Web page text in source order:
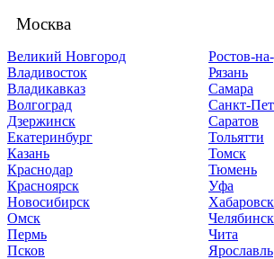
Москва
Великий Новгород
Владивосток
Владикавказ
Волгоград
Дзержинск
Екатеринбург
Казань
Краснодар
Красноярск
Новосибирск
Омск
Пермь
Псков
Ростов-
Рязань
Самара
Санкт-
Саратов
Тольятти
Томск
Тюмень
Уфа
Хабаровск
Челябинск
Чита
Ярославль